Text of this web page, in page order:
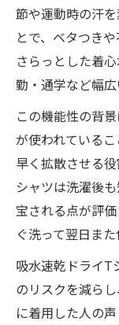
節や運動時の汗
とで、ベタつき
さらっとした着
勤・通学など幅広
この機能性の背
が使われている
早く拡散させる
シャツは洗濯後
宝される点が評
ぐ洗って翌日ま
吸水速乾ドライT
のリスクを減ら
に着用した人の